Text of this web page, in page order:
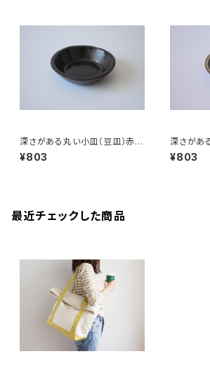
深さがある丸い小皿（豆皿）赤土
×錆釉
¥803
深さがあ
×白鼠結晶
¥803
最近チェックした商品